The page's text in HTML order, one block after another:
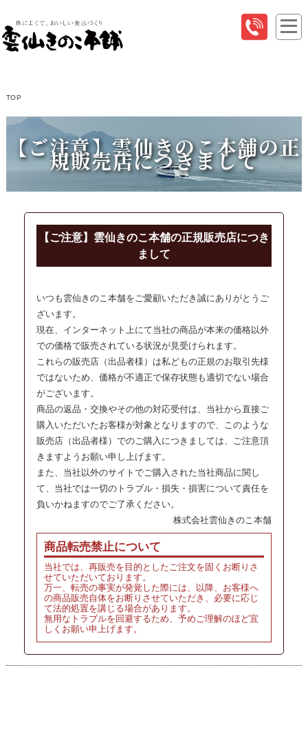
TOP
【ご注意】雲仙きのこ本舗の正
規販売店につきまして
【ご注意】雲仙きのこ本舗の正規販売店につき
まして
いつも雲仙きのこ本舗をご愛顧いただき誠にありがとうご
ざいます。
現在、インターネット上にて当社の商品が本来の価格以外
での価格で販売されている状況が見受けられます。
これらの販売店（出品者様）は私どもの正規のお取引先様
ではないため、価格が不適正で保存状態も適切でない場合
がございます。
商品の返品・交換やその他の対応受付は、当社から直接ご
購入いただいたお客様が対象となりますので、このような
販売店（出品者様）でのご購入につきましては、ご注意頂
きますようお願い申し上げます。
また、当社以外のサイトでご購入された当社商品に関し
て、当社では一切のトラブル・損失・損害について責任を
負いかねますのでご了承ください。
株式会社雲仙きのこ本舗
商品転売禁止について
当社では、再販売を目的としたご注文を固くお断りさ
せていただいております。
万一、転売の事実が発覚した際には、以降、お客様へ
の商品販売自体をお断りさせていただき、必要に応じ
て法的処置を講じる場合があります。
無用なトラブルを回避するため、予めご理解のほど宜
しくお願い申上げます。